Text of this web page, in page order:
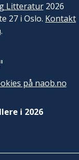
Litteratur2026
27 i Oslo. Kontakt
.
på naob.no
i 2026